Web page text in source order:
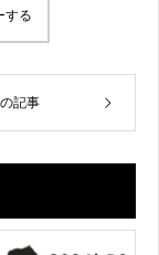
する
記事